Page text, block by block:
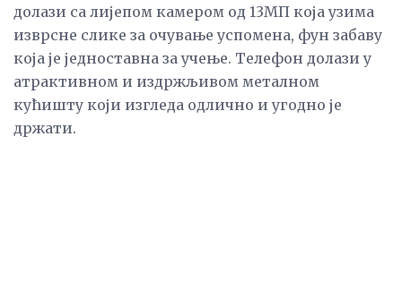
долази са лијепом камером од 13МП која узима
изврсне слике за очување успомена, фун забаву
која је једноставна за учење. Телефон долази у
атрактивном и издржљивом металном
кућишту који изгледа одлично и угодно је
држати.